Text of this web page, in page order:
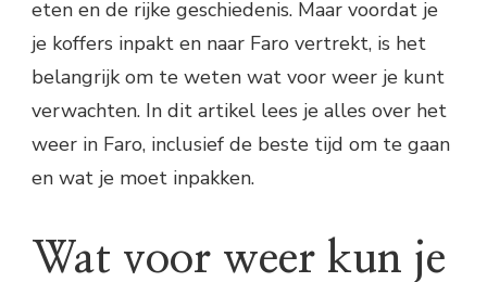
eten en de rijke geschiedenis. Maar voordat je
je koffers inpakt en naar Faro vertrekt, is het
belangrijk om te weten wat voor weer je kunt
verwachten. In dit artikel lees je alles over het
weer in Faro, inclusief de beste tijd om te gaan
en wat je moet inpakken.
Wat voor weer kun je